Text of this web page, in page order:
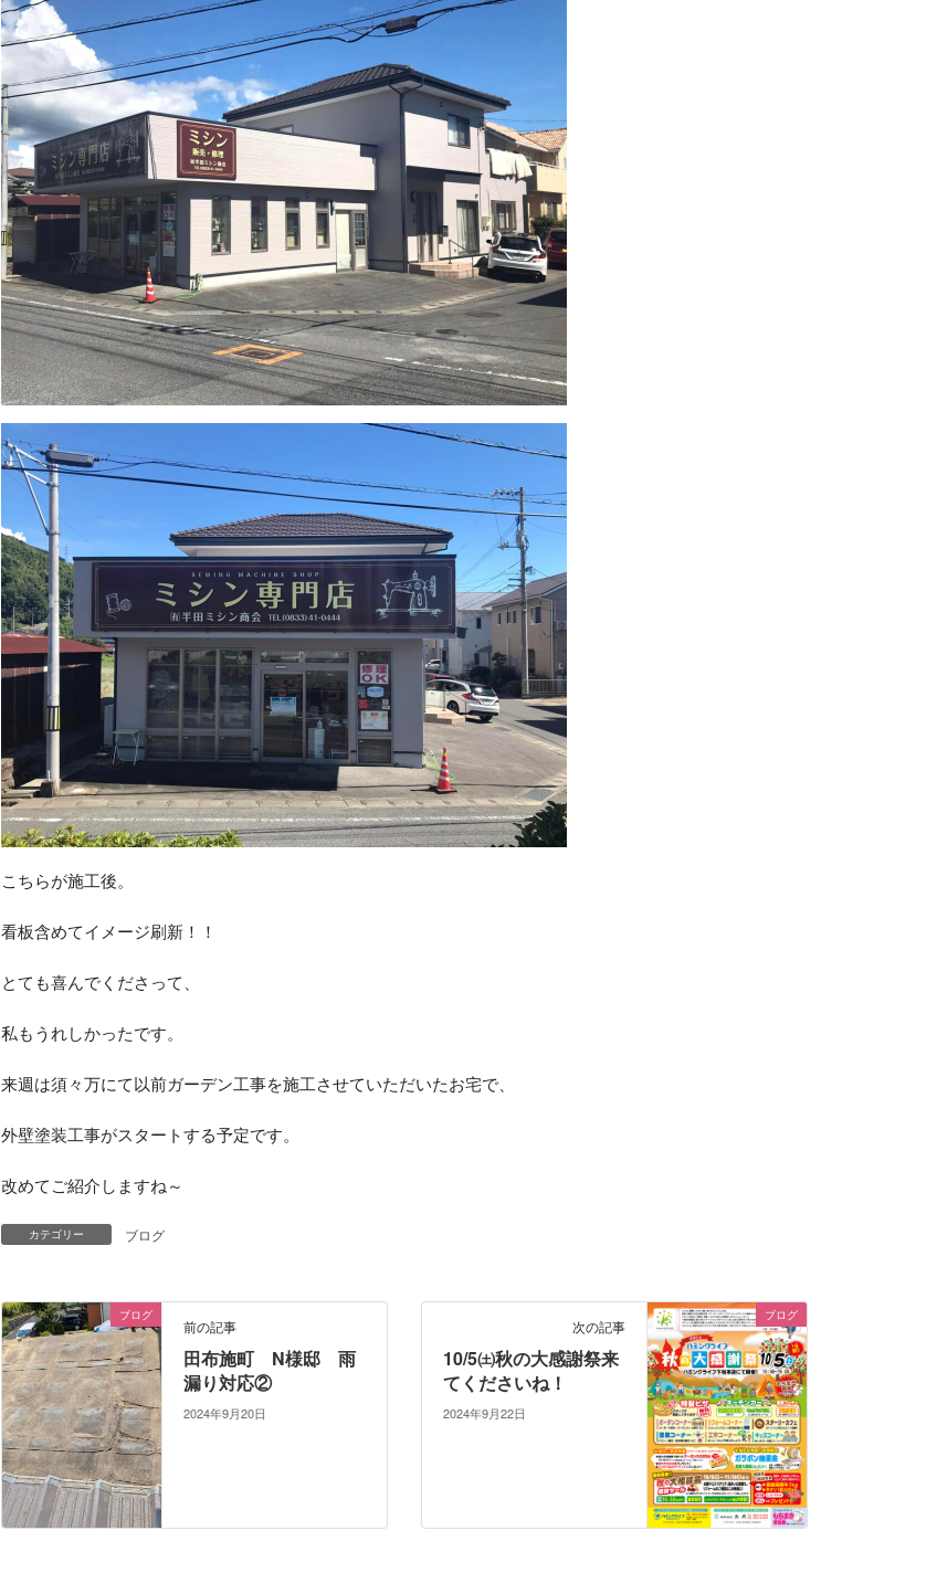
こちらが施工後。
看板含めてイメージ刷新！！
とても喜んでくださって、
私もうれしかったです。
来週は須々万にて以前ガーデン工事を施工させていただいたお宅で、
外壁塗装工事がスタートする予定です。
改めてご紹介しますね～
カテゴリー ブログ
ブログ
前の記事
田布施町 N様邸 雨
漏り対応②
2024年9月20日
ブログ
次の記事
10/5㈯秋の大感謝祭来
てくださいね！
2024年9月22日